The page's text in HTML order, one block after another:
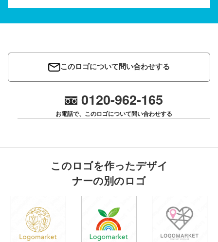
このロゴについて問い合わせする
0120-962-165
お電話で、このロゴについて問い合わせする
このロゴを作ったデザイ
ナーの別のロゴ